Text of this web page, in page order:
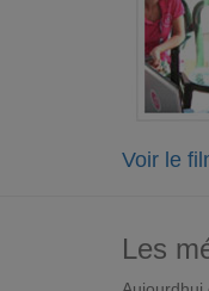
Voir le
Les